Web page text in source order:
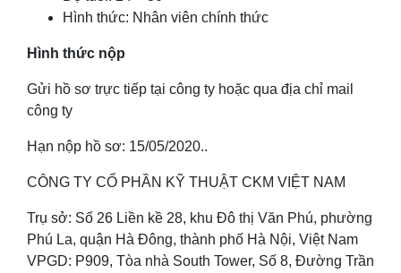
Hình thức: Nhân viên chính thức
Hình thức nộp
Gửi hồ sơ trực tiếp tại công ty hoặc qua địa chỉ mail
công ty
Hạn nộp hồ sơ: 15/05/2020..
CÔNG TY CỔ PHẦN KỸ THUẬT CKM VIỆT NAM
Trụ sở: Số 26 Liền kề 28, khu Đô thị Văn Phú, phường
Phú La, quận Hà Đông, thành phố Hà Nội, Việt Nam
VPGD: P909, Tòa nhà South Tower, Số 8, Đường Trần